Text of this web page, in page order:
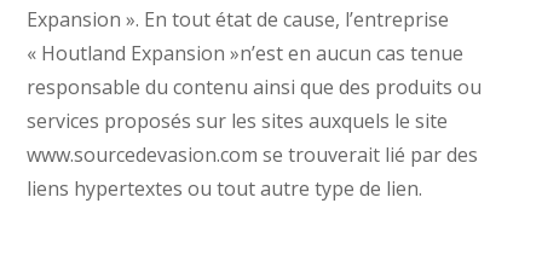
Expansion ». En tout état de cause, l’entreprise
« Houtland Expansion »n’est en aucun cas tenue
responsable du contenu ainsi que des produits ou
services proposés sur les sites auxquels le site
www.sourcedevasion.com se trouverait lié par des
liens hypertextes ou tout autre type de lien.